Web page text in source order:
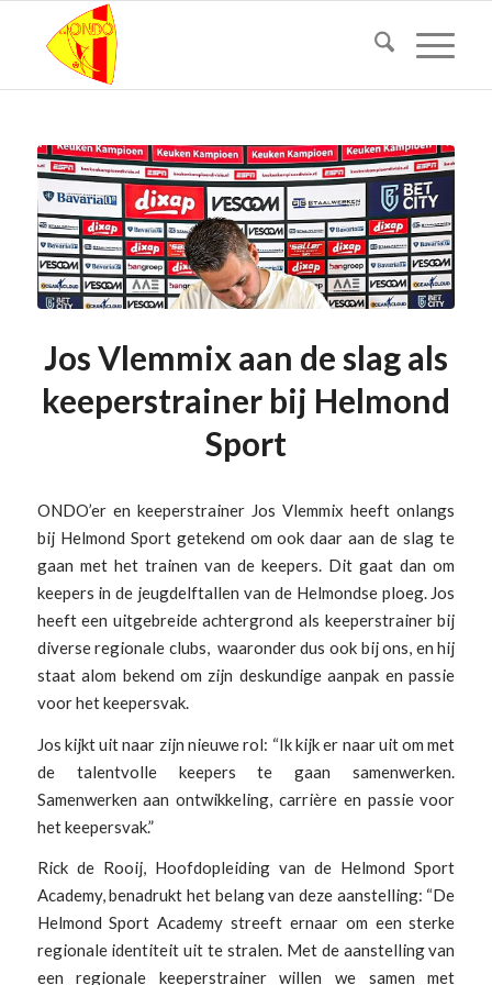
Jos Vlemmix aan de slag als
keeperstrainer bij Helmond
Sport
ONDO’er en keeperstrainer Jos Vlemmix heeft onlangs
bij Helmond Sport getekend om ook daar aan de slag te
gaan met het trainen van de keepers. Dit gaat dan om
keepers in de jeugdelftallen van de Helmondse ploeg. Jos
heeft een uitgebreide achtergrond als keeperstrainer bij
diverse regionale clubs, waaronder dus ook bij ons, en hij
staat alom bekend om zijn deskundige aanpak en passie
voor het keepersvak.
Jos kijkt uit naar zijn nieuwe rol: “Ik kijk er naar uit om met
de talentvolle keepers te gaan samenwerken.
Samenwerken aan ontwikkeling, carrière en passie voor
het keepersvak.”
Rick de Rooij, Hoofdopleiding van de Helmond Sport
Academy, benadrukt het belang van deze aanstelling: “De
Helmond Sport Academy streeft ernaar om een sterke
regionale identiteit uit te stralen. Met de aanstelling van
een regionale keeperstrainer willen we samen met